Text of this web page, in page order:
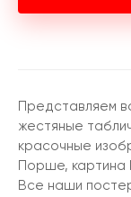
Представляем
жестяные
красочные
Порше, картина
Все наши